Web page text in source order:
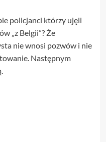
policjanci którzy ujęli
„z Belgii”? Że
nie wnosi pozwów i nie
Następnym